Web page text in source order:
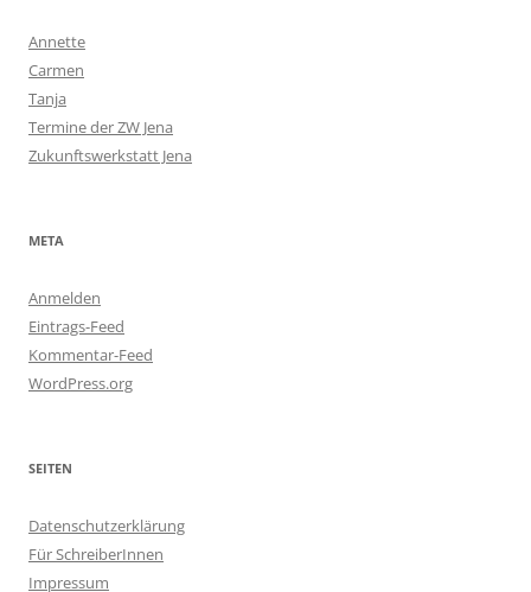
Annette
Carmen
Tanja
Termine der ZW Jena
Zukunftswerkstatt Jena
META
Anmelden
Eintrags-Feed
Kommentar-Feed
WordPress.org
SEITEN
Datenschutzerklärung
Für SchreiberInnen
Impressum